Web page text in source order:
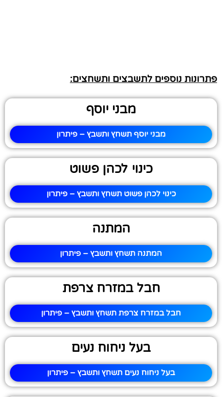
פתרונות נוספים לתשבצים ותשחצים:
מבני יוסף
מבני יוסף תשחץ ותשבץ – פיתרון
כינוי לכהן פשוט
כינוי לכהן פשוט תשחץ ותשבץ – פיתרון
המתנה
המתנה תשחץ ותשבץ – פיתרון
חבל במזרח צרפת
חבל במזרח צרפת תשחץ ותשבץ – פיתרון
בעל ניחוח נעים
בעל ניחוח נעים תשחץ ותשבץ – פיתרון